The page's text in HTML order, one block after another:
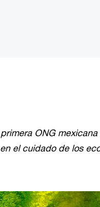
ONG
el cuidado de los